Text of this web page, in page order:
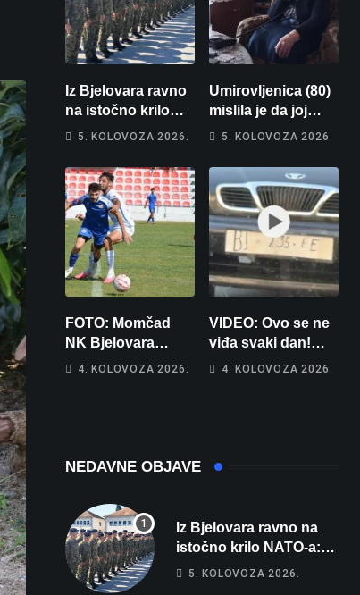
Iz Bjelovara ravno
na istočno krilo
NATO-a: Evo kamo
vojnika i 6
vojnikinja
5. KOLOVOZA 2026.
Umirovljenica (80)
mislila je da joj
piše kći pa ostala
5. KOLOVOZA 2026.
FOTO: Momčad
NK Bjelovara
poprima jesenski
4. KOLOVOZA 2026.
VIDEO: Ovo se ne
viđa svaki dan!
Netko je na auto
4. KOLOVOZA 2026.
NEDAVNE OBJAVE
Iz Bjelovara ravno na
istočno krilo NATO-a:
Evo kamo odlazi 82
5. KOLOVOZA 2026.